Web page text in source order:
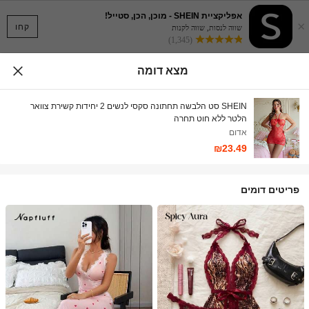
קחו ×
אפליקציית SHEIN - מוכן, הכן, סטייל!
שווה לנסות, שווה לקנות
(1,345)
מצא דומה
SHEIN סט הלבשה תחתונה סקסי לנשים 2 יחידות קשירת צוואר
הלטר ללא חוט תחרה
אדום
₪23.49
פריטים דומים